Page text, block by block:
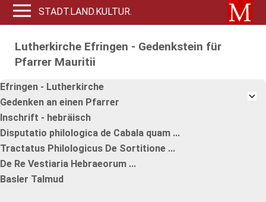
STADT.LAND.KULTUR.
Lutherkirche Efringen - Gedenkstein für
Pfarrer Mauritii
Efringen - Lutherkirche
Gedenken an einen Pfarrer
Inschrift - hebräisch
Disputatio philologica de Cabala quam ...
Tractatus Philologicus De Sortitione ...
De Re Vestiaria Hebraeorum ...
Basler Talmud